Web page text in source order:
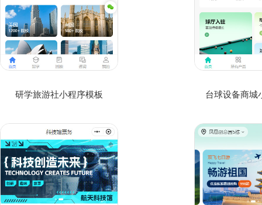
研学旅游社小程序模板 台球设备商城